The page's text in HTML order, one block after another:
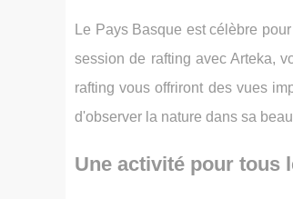
Le Pays Basque est célèbre
session de rafting avec Arteka,
rafting vous offriront des vues
d'observer la nature dans sa
Une activité pour tous